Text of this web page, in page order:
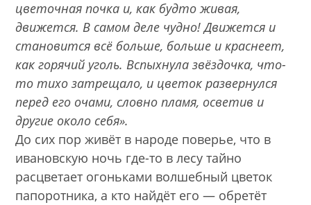
цветочная почка и, как будто живая,
движется. В самом деле чудно! Движется и
становится всё больше, больше и краснеет,
как горячий уголь. Вспыхнула звёздочка, что-
то тихо затрещало, и цветок развернулся
перед его очами, словно пламя, осветив и
другие около себя».
До сих пор живёт в народе поверье, что в
ивановскую ночь где-то в лесу тайно
расцветает огоньками волшебный цветок
папоротника, а кто найдёт его — обретёт